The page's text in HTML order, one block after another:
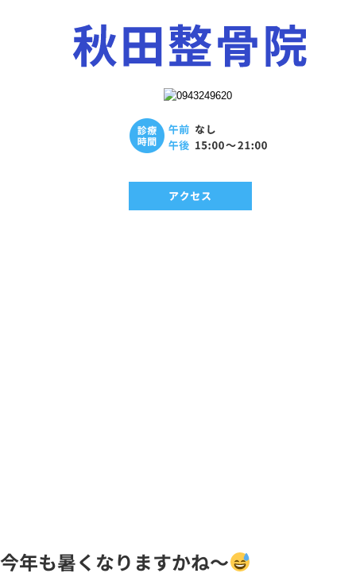
今年も暑くなりますかね〜